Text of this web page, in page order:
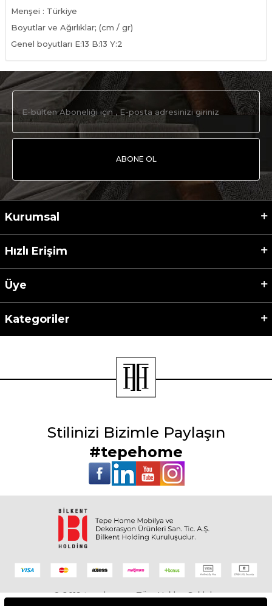
Menşei : Türkiye
Boyutlar ve Ağırlıklar; (cm / gr)
Genel boyutları E:13 B:13 Y:2
ABONE OL
Kurumsal
Hızlı Erişim
Üye
Kategoriler
Stilinizi Bizimle Paylaşın
#tepehome
© 2019 tepehome - Tüm Hakları Saklıdır.